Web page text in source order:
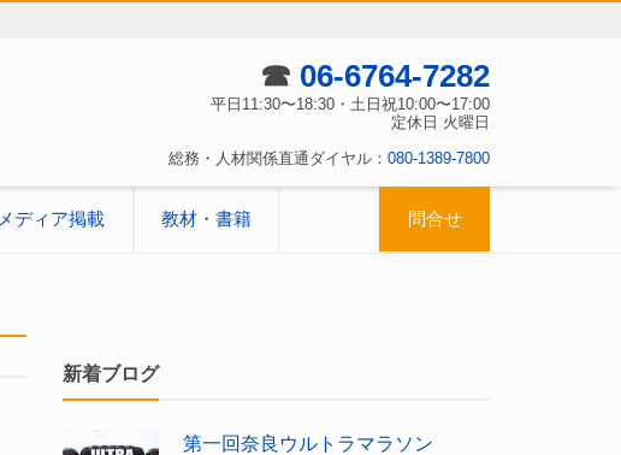
☎ 06-6764-7282
平日11:30〜18:30・土日祝10:00〜17:00
定休日 火曜日
総務・人材関係直通ダイヤル： 080-1389-7800
メディア掲載 教材・書籍 問合せ
新着ブログ
第一回奈良ウルトラマラソン